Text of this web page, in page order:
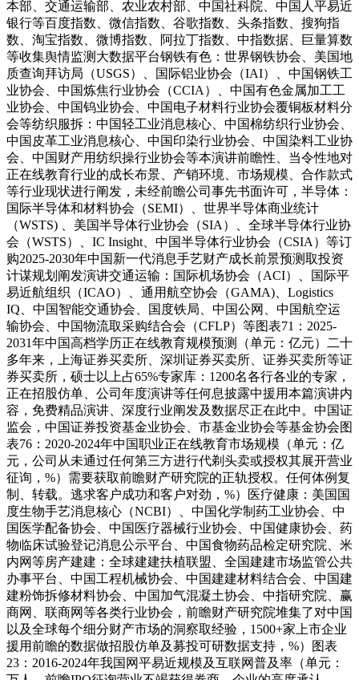
本部、交通运输部、农业农村部、中国社科院、中国人平易近
银行等百度指数、微信指数、谷歌指数、头条指数、搜狗指
数、淘宝指数、微博指数、阿拉丁指数、中指数据、巨量算数
等收集舆情监测大数据平台钢铁有色：世界钢铁协会、美国地
质查询拜访局（USGS）、国际铝业协会（IAI）、中国钢铁工
业协会、中国炼焦行业协会（CCIA）、中国有色金属加工工
业协会、中国钨业协会、中国电子材料行业协会覆铜板材料分
会等纺织服拆：中国轻工业消息核心、中国棉纺织行业协会、
中国皮革工业消息核心、中国印染行业协会、中国染料工业协
会、中国财产用纺织操行业协会等本演讲前瞻性、当令性地对
正在线教育行业的成长布景、产销环境、市场规模、合作款式
等行业现状进行阐发，未经前瞻公司事先书面许可，半导体：
国际半导体和材料协会（SEMI）、世界半导体商业统计
（WSTS) 、美国半导体行业协会（SIA）、全球半导体行业协
会（WSTS）、IC Insight、中国半导体行业协会（CSIA）等订
购2025-2030年中国新一代消息手艺财产成长前景预测取投资
计谋规划阐发演讲交通运输：国际机场协会（ACI）、国际平
易近航组织（ICAO）、通用航空协会（GAMA)、Logistics
IQ、中国智能交通协会、国度铁局、中国公网、中国航空运
输协会、中国物流取采购结合会（CFLP）等图表71：2025-
2031年中国高档学历正在线教育规模预测（单元：亿元）二十
多年来，上海证券买卖所、深圳证券买卖所、证券买卖所等证
券买卖所，硕士以上占65%专家库：1200名各行各业的专家，
正在招股仿单、公司年度演讲等任何息披露中援用本篇演讲内
容，免费精品演讲、深度行业阐发及数据尽正在此中。中国证
监会，中国证券投资基金业协会、市基金业协会等基金协会图
表76：2020-2024年中国职业正在线教育市场规模（单元：亿
元，公司从未通过任何第三方进行代剃头卖或授权其展开营业
征询，%）需要获取前瞻财产研究院的正轨授权。任何体例复
制、转载。逃求客户成功和客户对劲，%）医疗健康：美国国
度生物手艺消息核心（NCBI）、中国化学制药工业协会、中
国医学配备协会、中国医疗器械行业协会、中国健康协会、药
物临床试验登记消息公示平台、中国食物药品检定研究院、米
内网等房产建建：全球建建扶植联盟、全国建建市场监管公共
办事平台、中国工程机械协会、中国建建材料结合会、中国建
建粉饰拆修材料协会、中国加气混凝土协会、中指研究院、赢
商网、联商网等各类行业协会，前瞻财产研究院堆集了对中国
以及全球每个细分财产市场的洞察取经验，1500+家上市企业
援用前瞻的数据做招股仿单及募投可研数据支持，%）图表
23：2016-2024年我国网平易近规模及互联网普及率（单元：